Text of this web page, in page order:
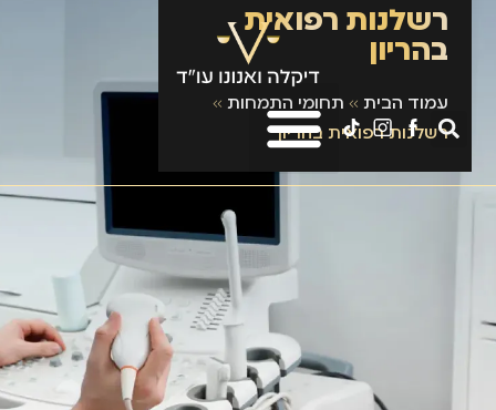
רשלנות רפואית
בהריון
עמוד הבית» תחומי התמחות»
רשלנות רפואית בהריון